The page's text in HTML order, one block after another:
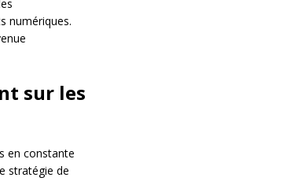
numériques.
sur les
en constante
stratégie de